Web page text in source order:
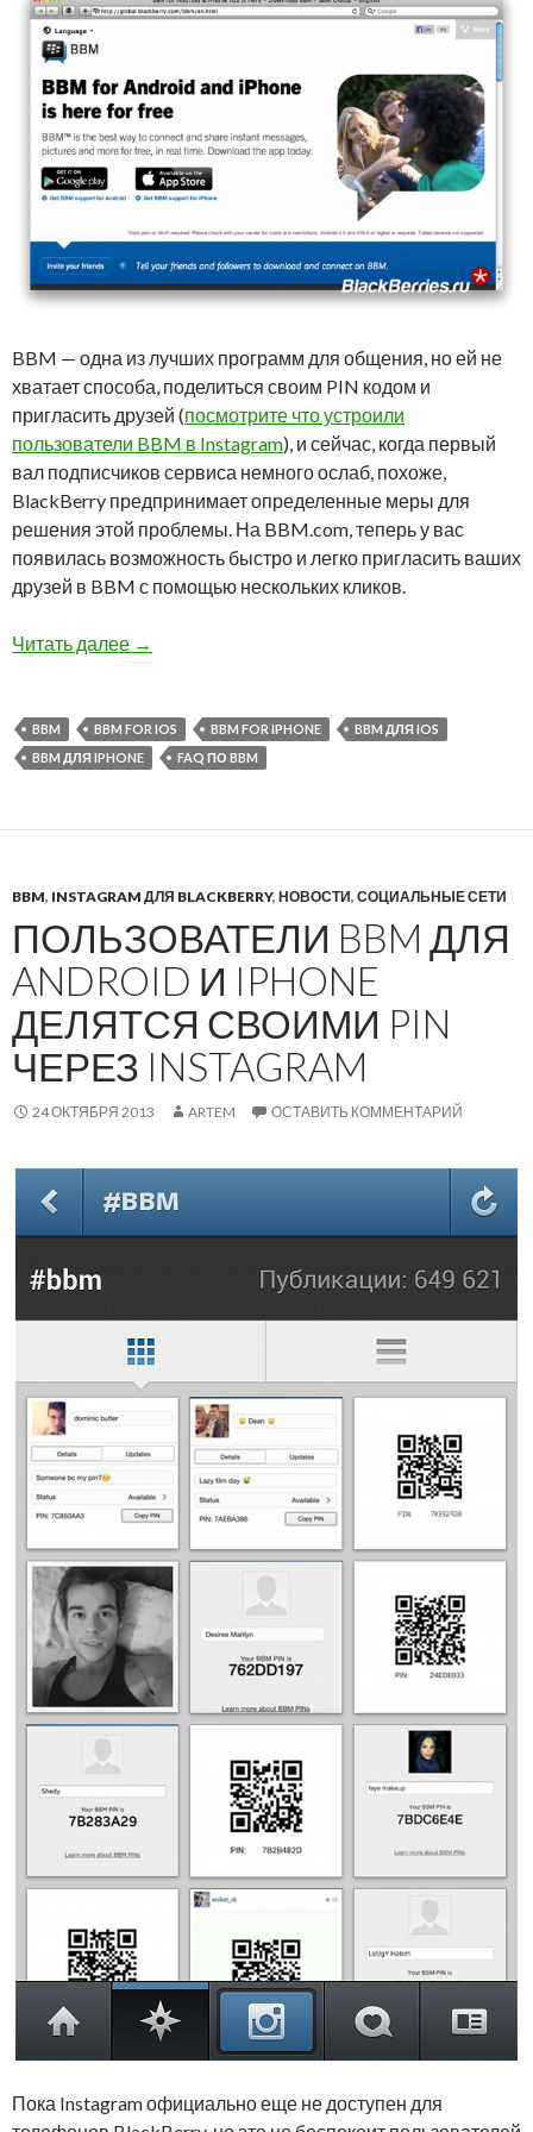
BBM — одна из лучших программ для общения, но ей не
хватает способа, поделиться своим PIN кодом и
пригласить друзей (посмотрите что устроили
пользователи BBM в Instagram), и сейчас, когда первый
вал подписчиков сервиса немного ослаб, похоже,
BlackBerry предпринимает определенные меры для
решения этой проблемы. На BBM.com, теперь у вас
появилась возможность быстро и легко пригласить ваших
друзей в BBM с помощью нескольких кликов.
Читать далее BBM.com поможет пригласить ваших друзей
→
BBM BBM FOR IOS BBM FOR IPHONE
BBM ДЛЯ IOS
BBM ДЛЯ IPHONE
FAQ ПО BBM
BBM, INSTAGRAM ДЛЯ BLACKBERRY, НОВОСТИ, СОЦИАЛЬНЫЕ СЕТИ
ПОЛЬЗОВАТЕЛИ BBM ДЛЯ
ANDROID И IPHONE
ДЕЛЯТСЯ СВОИМИ PIN
ЧЕРЕЗ INSTAGRAM
24 ОКТЯБРЯ 2013 ARTEM ОСТАВИТЬ КОММЕНТАРИЙ
Пока Instagram официально еще не доступен для